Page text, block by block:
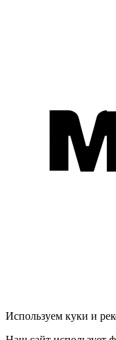
Используем куки и